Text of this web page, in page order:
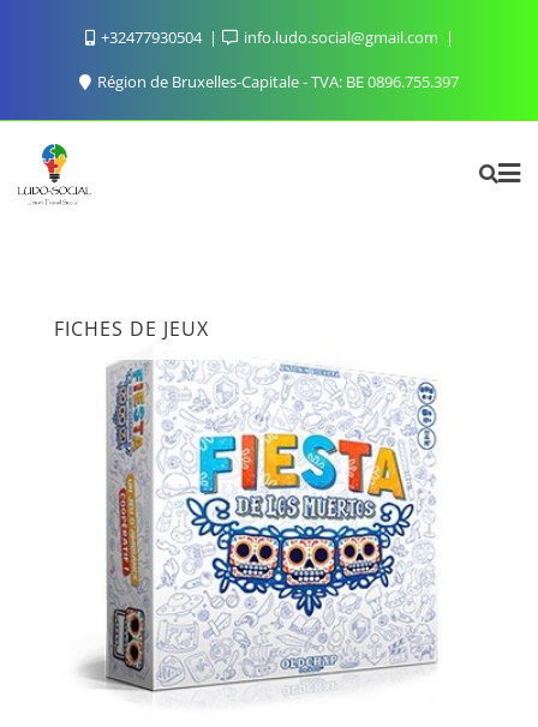
+32477930504 info.ludo.social@gmail.com
Région de Bruxelles-Capitale - TVA: BE 0896.755.397
FICHES DE JEUX